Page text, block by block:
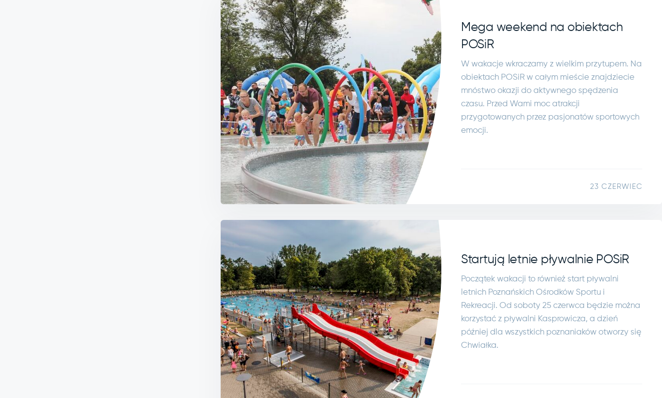
Mega weekend na obiektach
POSiR
W wakacje wkraczamy z wielkim przytupem. Na
obiektach POSiR w całym mieście znajdziecie
mnóstwo okazji do aktywnego spędzenia
czasu. Przed Wami moc atrakcji
przygotowanych przez pasjonatów sportowych
emocji.
23 CZERWIEC
Startują letnie pływalnie POSiR
Początek wakacji to również start pływalni
letnich Poznańskich Ośrodków Sportu i
Rekreacji. Od soboty 25 czerwca będzie można
korzystać z pływalni Kasprowicza, a dzień
później dla wszystkich poznaniaków otworzy się
Chwiałka.